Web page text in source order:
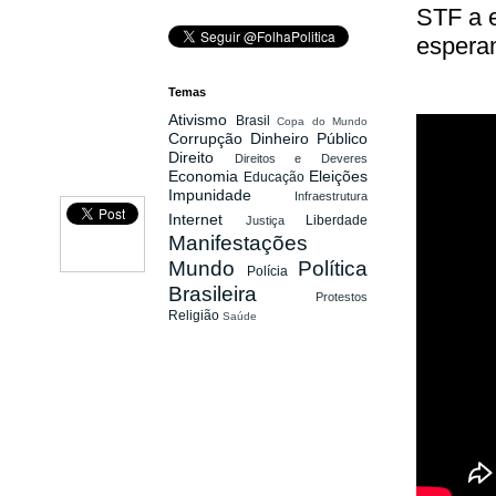
STF a
Temas
Ativismo Brasil Copa do Mundo
Corrupção Dinheiro Público
Direito
Direitos e Deveres
Economia Educação Eleições
Impunidade
Infraestrutura
Internet Justiça Liberdade
Manifestações
Mundo
Polícia Política
Brasileira
Protestos
Religião Saúde